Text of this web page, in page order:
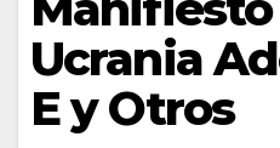
Ucrania
E y Otros